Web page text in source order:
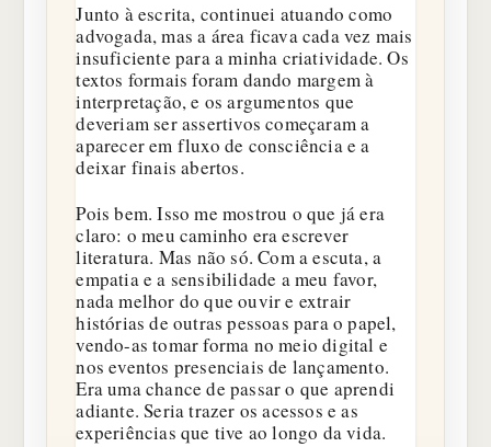
Junto à escrita, continuei atuando como
advogada, mas a área ficava cada vez mais
insuficiente para a minha criatividade. Os
textos formais foram dando margem à
interpretação, e os argumentos que
deveriam ser assertivos começaram a
aparecer em fluxo de consciência e a
deixar finais abertos.
Pois bem. Isso me mostrou o que já era
claro: o meu caminho era escrever
literatura. Mas não só. Com a escuta, a
empatia e a sensibilidade a meu favor,
nada melhor do que ouvir e extrair
histórias de outras pessoas para o papel,
vendo-as tomar forma no meio digital e
nos eventos presenciais de lançamento.
Era uma chance de passar o que aprendi
adiante. Seria trazer os acessos e as
experiências que tive ao longo da vida.